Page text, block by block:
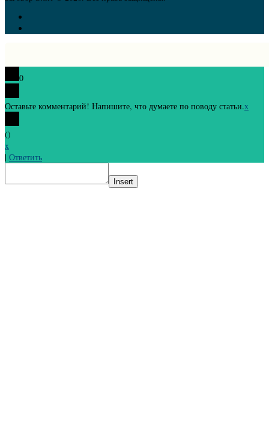
0
Оставьте комментарий! Напишите, что думаете по поводу статьи.x
()
x
| Ответить
Insert